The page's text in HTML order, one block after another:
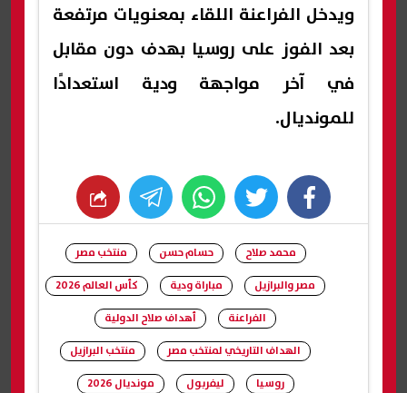
ويدخل الفراعنة اللقاء بمعنويات مرتفعة
بعد الفوز على روسيا بهدف دون مقابل
في آخر مواجهة ودية استعدادًا
للمونديال.
facebook
twitter
whats
محمد صلاح حسام حسن
منتخب مصر
مصر والبرازيل
مباراة ودية
كأس العالم 2026
الفراعنة
أهداف صلاح الدولية
الهداف التاريخي لمنتخب مصر
منتخب البرازيل
روسيا
ليفربول
مونديال 2026